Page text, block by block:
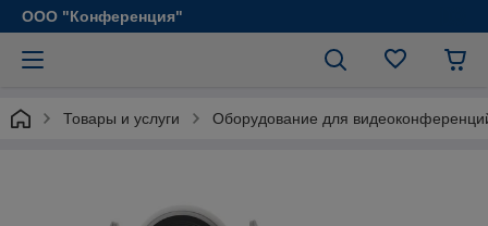
ООО "Конференция"
Товары и услуги Оборудование для